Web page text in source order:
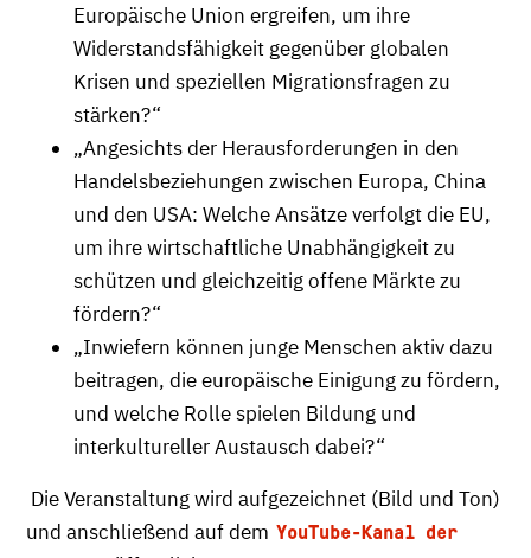
Europäische Union ergreifen, um ihre
Widerstandsfähigkeit gegenüber globalen
Krisen und speziellen Migrationsfragen zu
stärken?“
„Angesichts der Herausforderungen in den
Handelsbeziehungen zwischen Europa, China
und den USA: Welche Ansätze verfolgt die EU,
um ihre wirtschaftliche Unabhängigkeit zu
schützen und gleichzeitig offene Märkte zu
fördern?“
„Inwiefern können junge Menschen aktiv dazu
beitragen, die europäische Einigung zu fördern,
und welche Rolle spielen Bildung und
interkultureller Austausch dabei?“
Die Veranstaltung wird aufgezeichnet (Bild und Ton)
und anschließend auf dem YouTube-Kanal der